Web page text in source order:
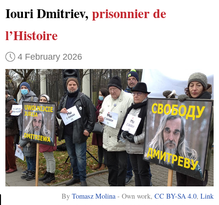
Iouri Dmitriev, prisonnier de
l’Histoire
4 February 2026
ByTomasz Molina-Own work,CC BY-SA 4.0,Link